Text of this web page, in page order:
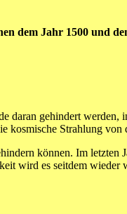
dem Jahr 1500 und
daran gehindert werden,
kosmische Strahlung von
können. Im letzten
wird es seitdem wieder